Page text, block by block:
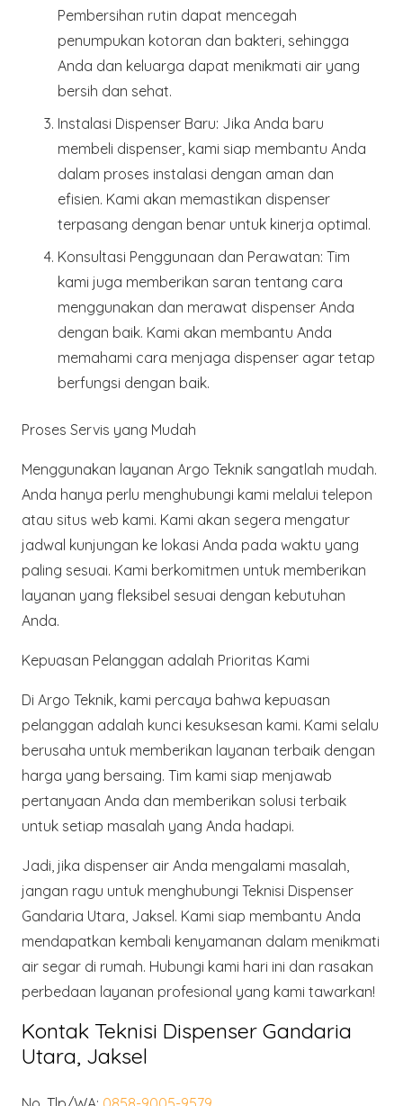
Pembersihan rutin dapat mencegah
penumpukan kotoran dan bakteri, sehingga
Anda dan keluarga dapat menikmati air yang
bersih dan sehat.
Instalasi Dispenser Baru: Jika Anda baru
membeli dispenser, kami siap membantu Anda
dalam proses instalasi dengan aman dan
efisien. Kami akan memastikan dispenser
terpasang dengan benar untuk kinerja optimal.
Konsultasi Penggunaan dan Perawatan: Tim
kami juga memberikan saran tentang cara
menggunakan dan merawat dispenser Anda
dengan baik. Kami akan membantu Anda
memahami cara menjaga dispenser agar tetap
berfungsi dengan baik.
Proses Servis yang Mudah
Menggunakan layanan Argo Teknik sangatlah mudah.
Anda hanya perlu menghubungi kami melalui telepon
atau situs web kami. Kami akan segera mengatur
jadwal kunjungan ke lokasi Anda pada waktu yang
paling sesuai. Kami berkomitmen untuk memberikan
layanan yang fleksibel sesuai dengan kebutuhan
Anda.
Kepuasan Pelanggan adalah Prioritas Kami
Di Argo Teknik, kami percaya bahwa kepuasan
pelanggan adalah kunci kesuksesan kami. Kami selalu
berusaha untuk memberikan layanan terbaik dengan
harga yang bersaing. Tim kami siap menjawab
pertanyaan Anda dan memberikan solusi terbaik
untuk setiap masalah yang Anda hadapi.
Jadi, jika dispenser air Anda mengalami masalah,
jangan ragu untuk menghubungi Teknisi Dispenser
Gandaria Utara, Jaksel. Kami siap membantu Anda
mendapatkan kembali kenyamanan dalam menikmati
air segar di rumah. Hubungi kami hari ini dan rasakan
perbedaan layanan profesional yang kami tawarkan!
Kontak Teknisi Dispenser Gandaria
Utara, Jaksel